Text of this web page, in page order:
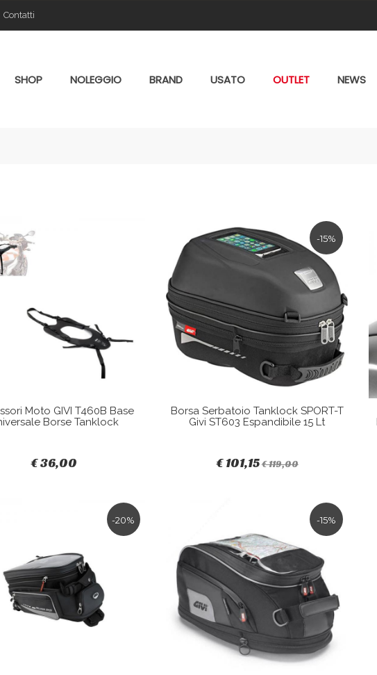
Contatti
SHOP NOLEGGIO BRAND USATO OUTLET NEWS
Moto GIVI T460B Base
Borse Tanklock
€ 36,00
-15%
Borsa Serbatoio Tanklock SPORT-T
Givi ST603 Espandibile 15 Lt
€ 101,15€ 119,00
-20% -15%